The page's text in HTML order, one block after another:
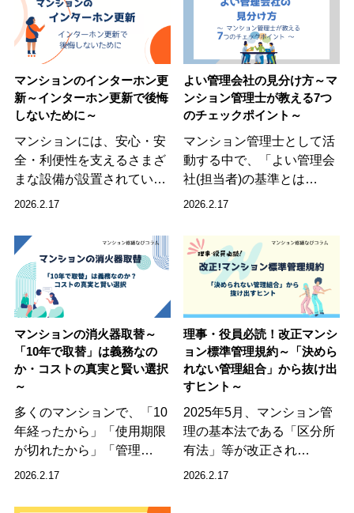
マンションのインターホン更
新～インターホン更新で後悔
しないために～
マンションには、安心・安
全・利便性を支えるさまざ
まな設備が設置されてい…
2026.2.17
よい管理会社の見分け方～マ
ンション管理士が教える7つ
のチェックポイント～
マンション管理士として活
動する中で、「よい管理会
社(担当者)の基準とは…
2026.2.17
マンションの消火器取替～
「10年で取替」は義務なの
か・コストの真実と賢い選択
～
多くのマンションで、「10
年経ったから」「使用期限
が切れたから」「管理…
2026.2.17
理事・役員必読！改正マンシ
ョン標準管理規約～「決めら
れない管理組合」から抜け出
すヒント～
2025年5月、マンション管
理の基本法である「区分所
有法」等が改正され…
2026.2.17